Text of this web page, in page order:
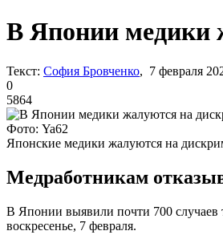
В Японии медики
Текст: София Бровченко, 7 февраля
0
5864
Фото: Ya62
Японские медики жалуются на
Медработникам
В Японии выявили почти 700
воскресенье, 7 февраля.